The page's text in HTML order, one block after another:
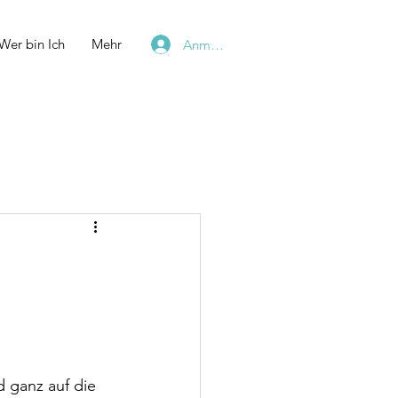
bin Ich Mehr Anmelden
ganz auf die